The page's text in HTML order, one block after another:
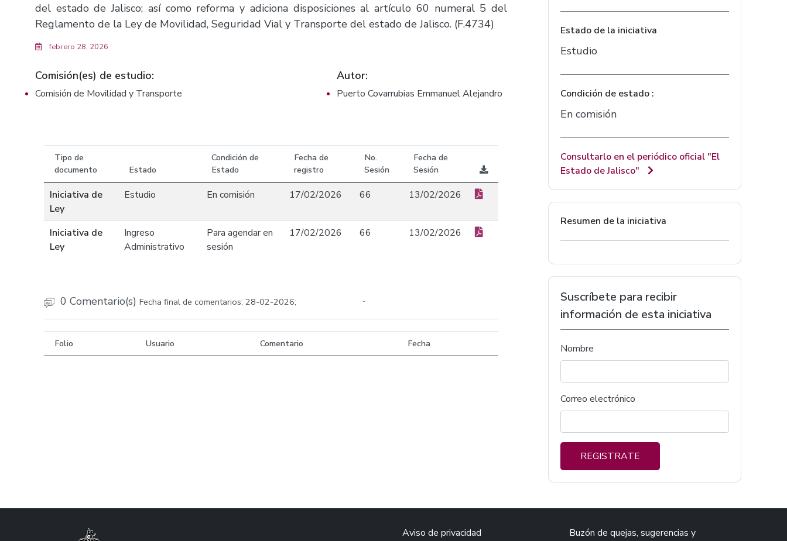
del estado de Jalisco; así como reforma y adiciona disposiciones al artículo 60 numeral 5 del
Reglamento de la Ley de Movilidad, Seguridad Vial y Transporte del estado de Jalisco. (F.4734)
febrero 28, 2026
Comisión(es) de estudio:
Comisión de Movilidad y Transporte
Autor:
Puerto Covarrubias Emmanuel Alejandro
Tipo de
documento
Estado
Condición de
Estado
Fecha de
registro
No.
Sesión
Fecha de
Sesión
Iniciativa de
Ley
Estudio En comisión 17/02/2026 66 13/02/2026
Iniciativa de
Ley
Ingreso
Administrativo
Para agendar en
sesión
17/02/2026 66 13/02/2026
0 Comentario(s) Fecha final de comentarios: 28-02-2026; -
Folio Usuario Comentario Fecha
Estado de la iniciativa
Estudio
Condición de estado :
En comisión
Consultarlo en el periódico oficial "El
Estado de Jalisco"
Resumen de la iniciativa
Suscríbete para recibir
información de esta iniciativa
Nombre
Correo electrónico
REGISTRATE
Aviso de privacidad
Buzón de quejas, sugerencias y